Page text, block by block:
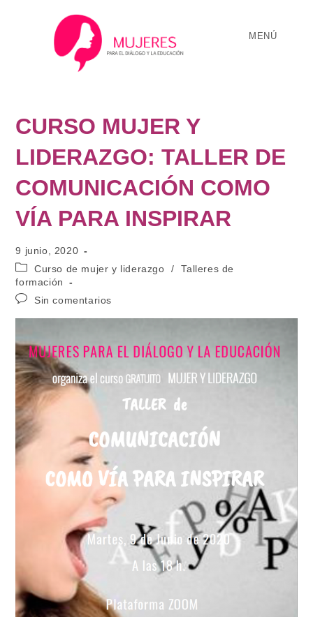
MENÚ
CURSO MUJER Y
LIDERAZGO: TALLER DE
COMUNICACIÓN COMO
VÍA PARA INSPIRAR
9 junio, 2020
Curso de mujer y liderazgo
/
Talleres de
formación
Sin comentarios